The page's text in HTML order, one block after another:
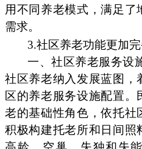
用不同养老模式，满足
需求。
3.社区养老功能更加
一、社区养老服务设
社区养老纳入发展蓝图，
区的养老服务设施配置。
老的基础性角色，依托社
积极构建托老所和日间照